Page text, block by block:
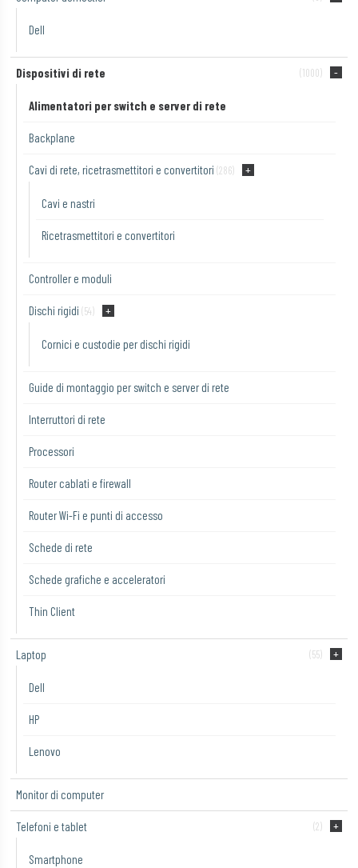
Dell
Dispositivi di rete (1000)
Alimentatori per switch e server di rete
Backplane
Cavi di rete, ricetrasmettitori e convertitori (286)
Cavi e nastri
Ricetrasmettitori e convertitori
Controller e moduli
Dischi rigidi (54)
Cornici e custodie per dischi rigidi
Guide di montaggio per switch e server di rete
Interruttori di rete
Processori
Router cablati e firewall
Router Wi-Fi e punti di accesso
Schede di rete
Schede grafiche e acceleratori
Thin Client
Laptop (55)
Dell
HP
Lenovo
Monitor di computer
Telefoni e tablet (2)
Smartphone